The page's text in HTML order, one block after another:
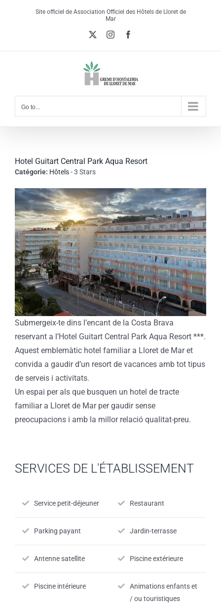
Site officiel de Association Officiel des Hôtels de Lloret de
Mar
Instagram
Go to...
Hotel Guitart Central Park Aqua Resort
Catégorie: Hôtels- 3 Stars
View
Larger
Image
Submergeix-te dins l’encant de la Costa Brava
reservant a l’Hotel Guitart Central Park Aqua Resort ***.
Aquest emblemàtic hotel familiar a Lloret de Mar et
convida a gaudir d’un resort de vacances amb tot tipus
de serveis i activitats.
Un espai per als que busquen un hotel de tracte
familiar a Lloret de Mar per gaudir sense
preocupacions i amb la millor relació qualitat-preu.
SERVICES DE L'ÉTABLISSEMENT
Service petit-déjeuner Restaurant
Parking payant Jardin-terrasse
Antenne satellite Piscine extérieure
Piscine intérieure
Animations enfants et
/ ou touristiques